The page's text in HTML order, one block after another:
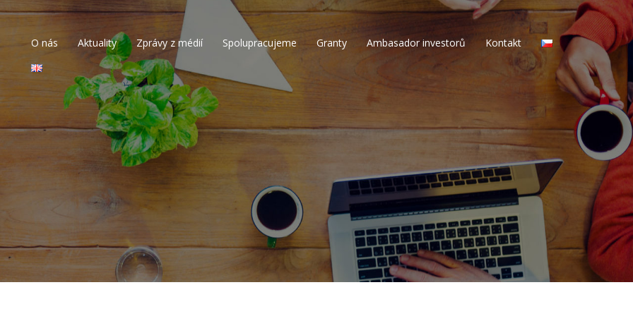
O nás Aktuality Zprávy z médií Spolupracujeme Granty Ambasador investorů Kontakt